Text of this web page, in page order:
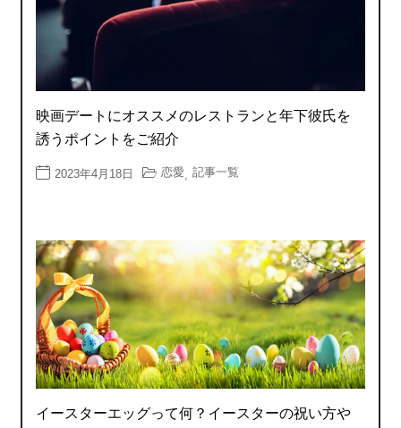
映画デートにオススメのレストランと年下彼氏を
誘うポイントをご紹介
2023年4月18日 恋愛 記事一覧
イースターエッグって何？イースターの祝い方や